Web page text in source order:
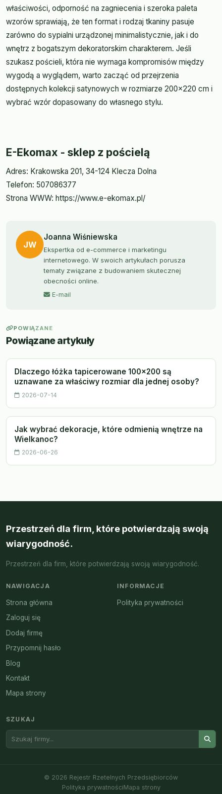
właściwości, odporność na zagniecenia i szeroka paleta
wzorów sprawiają, że ten format i rodzaj tkaniny pasuje
zarówno do sypialni urządzonej minimalistycznie, jak i do
wnętrz z bogatszym dekoratorskim charakterem. Jeśli
szukasz pościeli, która nie wymaga kompromisów między
wygodą a wyglądem, warto zacząć od przejrzenia
dostępnych kolekcji satynowych w rozmiarze 200x220 cm i
wybrać wzór dopasowany do własnego stylu.
E-Ekomax - sklep z pościelą
Adres: Krakowska 201, 34-124 Klecza Dolna
Telefon: 507086377
Strona WWW: https://www.e-ekomax.pl/
JW
Joanna Wiśniewska
Ekspertka od e-commerce i marketingu
internetowego. W swoich artykułach porusza
tematy związane z budowaniem skutecznej
obecności online.
E-mail
POWIĄZANE
Powiązane artykuły
Dlaczego łóżka tapicerowane 100x200 są
uznawane za właściwy rozmiar dla jednej osoby?
2026-07-14
Jak wybrać dekoracje, które odmienią wnętrze na
Wielkanoc?
2026-06-26
Przestrzeń dla firm, które potwierdzają swoją
wiarygodność.
Przestrzeń dla firm, które potwierdzają swoją wiarygodność.
NAWIGACJA
Strona główna
Zaloguj się
Dodaj firmę
Przypomnij hasło
Blog
Kontakt
Mapa strony
INFORMACJE
Polityka prywatności
SZUKAJ
© 2026 Rejestr Rzetelnych Przedsiębiorców
Polityka prywatnościMapa strony